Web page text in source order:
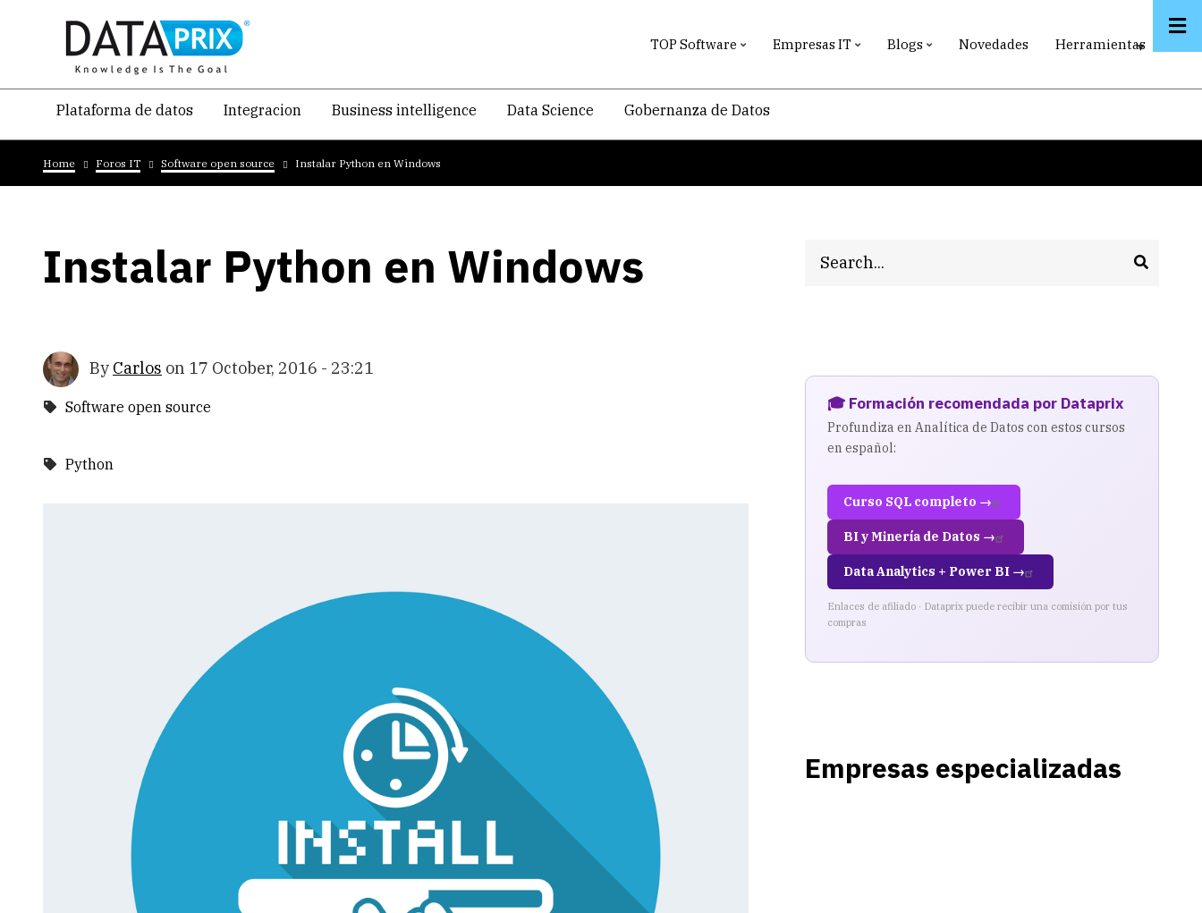
content
TOP Software Empresas IT Blogs Novedades Herramientas
Navegacion
temática
principal
Plataforma de datos Integracion Business intelligence Data Science Gobernanza de Datos
Breadcrumb
Home Foros IT Software open source Instalar Python en Windows
Instalar Python en Windows
By Carlos on 17 October, 2016 - 23:21
Software open source
Python
🎓 Formación recomendada por Dataprix
Profundiza en Analítica de Datos con estos cursos
en español:
Curso SQL completo →
BI y Minería de Datos →
Data Analytics + Power BI →
Enlaces de afiliado · Dataprix puede recibir una comisión por tus
compras
Empresas especializadas